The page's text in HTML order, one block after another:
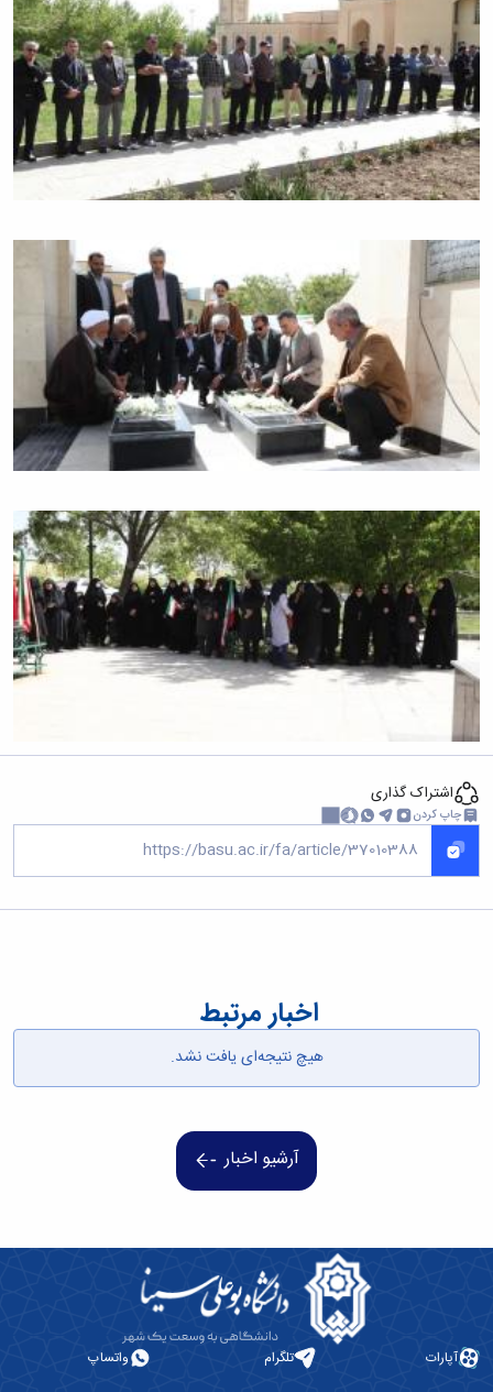
انتشارات
دانشگاه
نشر
کتب
مجلات
علمی
فصلنامه
معاونت
و
فناوری
اشتراک گذاری
چاپ کردن
اخبار مرتبط
هیچ نتیجه‌ای یافت نشد.
آرشیو اخبار
آپارات تلگرام واتساپ